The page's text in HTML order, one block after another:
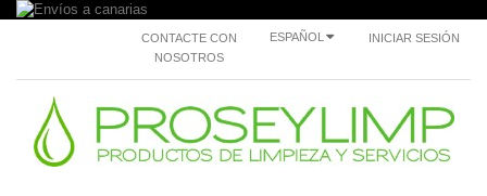
INICIAR SESIÓN
ESPAÑOL
CONTACTE CON
NOSOTROS